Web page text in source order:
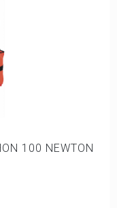
100 NEWTON